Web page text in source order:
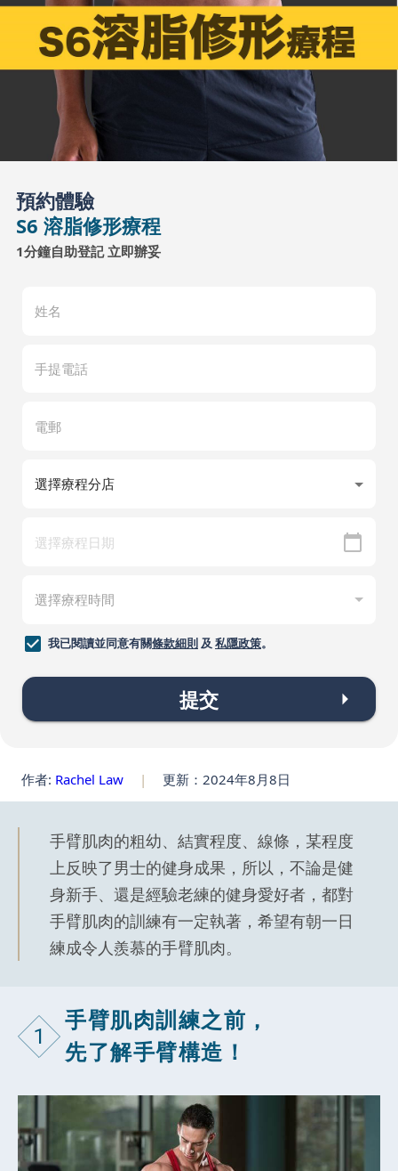
預約體驗
S6 溶脂修形療程
1分鐘自助登記 立即辦妥
我已閱讀並同意有關條款細則及 私隱政策。
提交
作者: Rachel Law | 更新：2024年8月8日
手臂肌肉的粗幼、結實程度、線條，某程度
上反映了男士的健身成果，所以，不論是健
身新手、還是經驗老練的健身愛好者，都對
手臂肌肉的訓練有一定執著，希望有朝一日
練成令人羨慕的手臂肌肉。
1
手臂肌肉訓練之前，
先了解手臂構造！